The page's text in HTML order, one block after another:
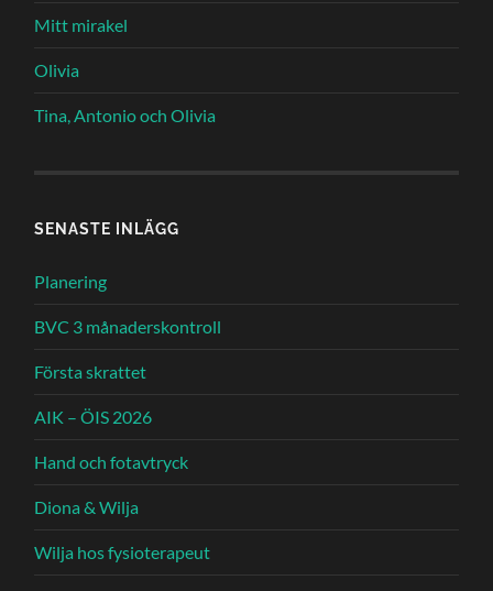
Mitt mirakel
Olivia
Tina, Antonio och Olivia
SENASTE INLÄGG
Planering
BVC 3 månaderskontroll
Första skrattet
AIK – ÖIS 2026
Hand och fotavtryck
Diona & Wilja
Wilja hos fysioterapeut